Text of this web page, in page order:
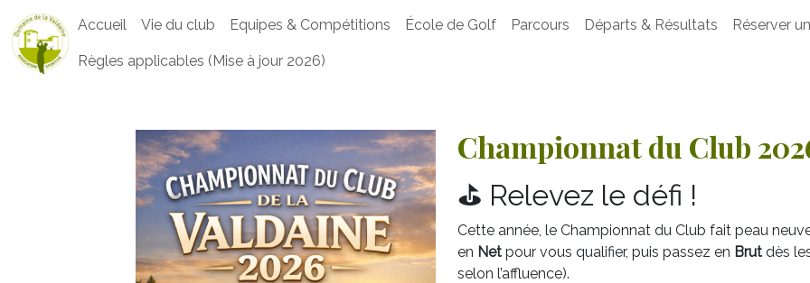
Accueil Vie du club Equipes & Compétitions École de Golf Parcours Départs & Résultats Réserver
Règles applicables (Mise à jour 2026)
Championnat du Club
⛳️ Relevez le défi !
Cette année, le Championnat du Club fait peau
en Net pour vous qualifier, puis passez en Brut dès
selon l’affluence).